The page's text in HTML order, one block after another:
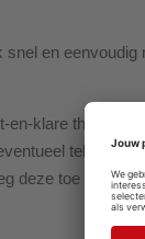
en
klare thema's
teksten
deze toe aan de